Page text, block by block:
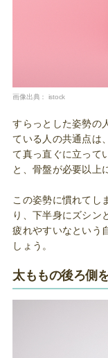
画像出典： istock
すらっとした姿勢の
ている人の共通点は
て真っ直ぐに立って
と、骨盤が必要以上
この姿勢に慣れてし
り、下半身にズシン
疲れやすいなという
しょう。
太ももの後ろ側